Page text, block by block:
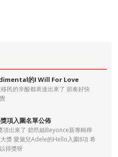
的I Will For Love
民的辛酸都表達出來了 節奏好快
項入圍名單公佈
項出來了 碧昂絲Beyonce新專輯檸
獎 愛黛兒Adele的Hello入圍8項 希
得獎呀